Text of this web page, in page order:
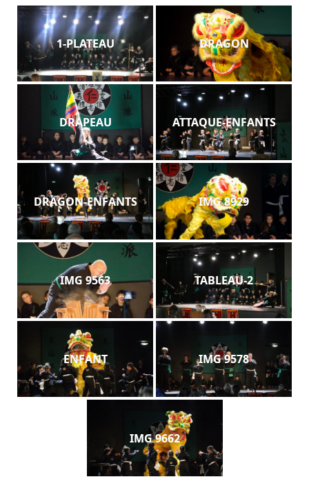
1-PLATEAU DRAGON
DRAPEAU ATTAQUE-ENFANTS
DRAGON-ENFANTS IMG 8929
IMG 9563 TABLEAU-2
ENFANT IMG 9578
IMG 9662